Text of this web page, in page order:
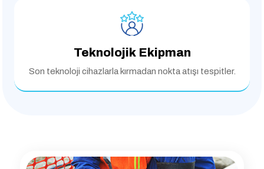
Teknolojik Ekipman
Son teknoloji cihazlarla kırmadan nokta atışı tespitler.